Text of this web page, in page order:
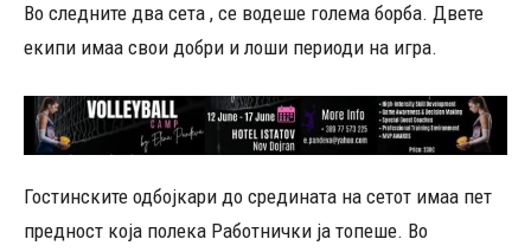
Во следните два сета , се водеше голема борба. Двете
екипи имаа свои добри и лоши периоди на игра.
Гостинските одбојкари до средината на сетот имаа пет
предност која полека Работнички ја топеше. Во